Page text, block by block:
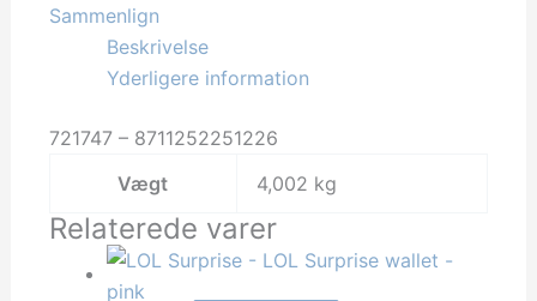
45.8x45.8cm
Sammenlign
Beskrivelse
Yderligere information
721747 – 8711252251226
Vægt
4,002 kg
Relaterede varer